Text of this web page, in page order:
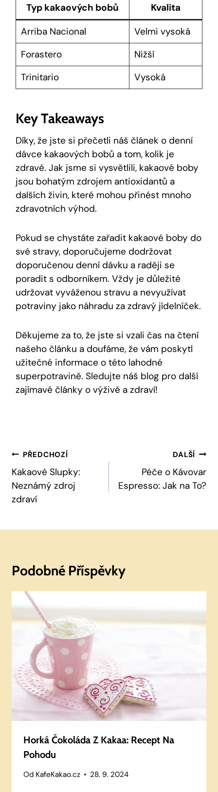
Typ ⁤kakaových bobů
Kvalita
Arriba Nacional
Velmi‌ vysoká
Forastero
Nižší
Trinitario
Vysoká
Key ‌Takeaways
Díky, že ⁤jste si přečetli náš článek⁢ o denní
dávce kakaových bobů a tom, kolik je
zdravé. Jak jsme si‍ vysvětlili, kakaové‍ boby
jsou bohatým zdrojem ​antioxidantů a
dalších živin, které mohou přinést mnoho
zdravotních​ výhod.
Pokud‍ se chystáte zařadit kakaové boby do
své ‌stravy, ‌doporučujeme dodržovat
doporučenou denní dávku a raději se
poradit s odborníkem. Vždy​ je důležité‌
udržovat vyváženou stravu a nevyužívat
potraviny jako náhradu za‌ zdravý​ jídelníček.
Děkujeme za to, že jste si vzali čas​ na čtení
našeho článku a doufáme, že vám poskytl
užitečné informace o této lahodné
superpotravině. Sledujte náš blog ⁣pro⁤ další⁣
zajímavé články o výživě a zdraví!
Navigace
Pro
Příspěvek
PŘEDCHOZÍ
Kakaové Slupky:
Neznámý zdroj
zdraví
DALŠÍ
Péče o Kávovar
Espresso: Jak na To?
Podobné Příspěvky
Horká Čokoláda Z Kakaa: Recept Na
Pohodu
Od KafeKakao.cz 28. 9. 2024